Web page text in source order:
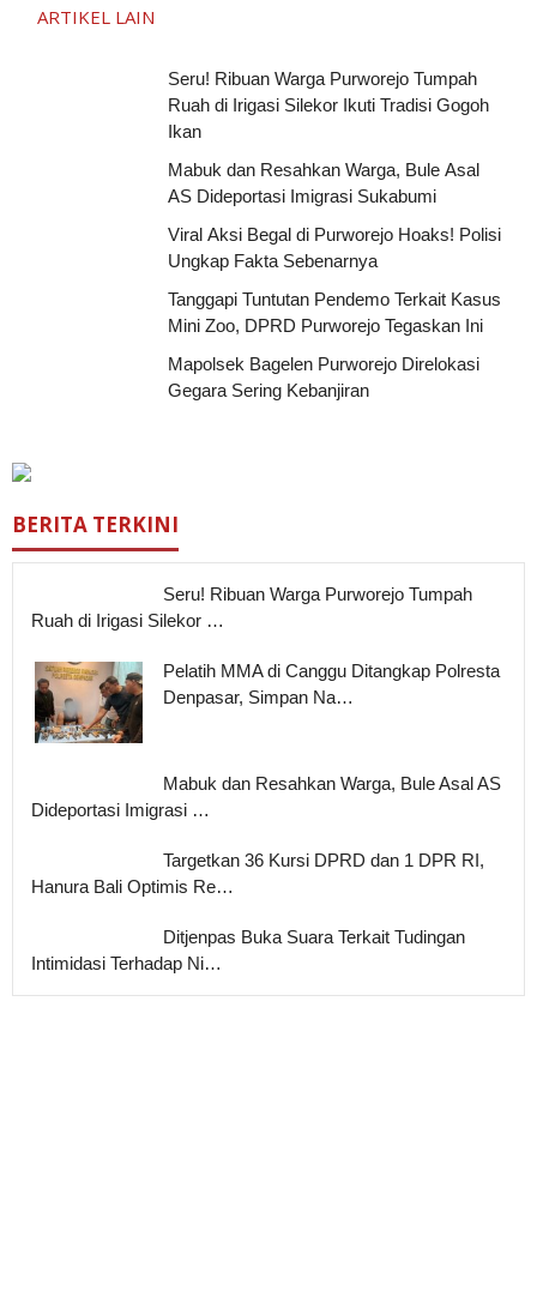
ARTIKEL LAIN
Seru! Ribuan Warga Purworejo Tumpah
Ruah di Irigasi Silekor Ikuti Tradisi Gogoh
Ikan
Mabuk dan Resahkan Warga, Bule Asal
AS Dideportasi Imigrasi Sukabumi
Viral Aksi Begal di Purworejo Hoaks! Polisi
Ungkap Fakta Sebenarnya
Tanggapi Tuntutan Pendemo Terkait Kasus
Mini Zoo, DPRD Purworejo Tegaskan Ini
Mapolsek Bagelen Purworejo Direlokasi
Gegara Sering Kebanjiran
BERITA TERKINI
Seru! Ribuan Warga Purworejo Tumpah
Ruah di Irigasi Silekor …
Pelatih MMA di Canggu Ditangkap Polresta
Denpasar, Simpan Na…
Mabuk dan Resahkan Warga, Bule Asal AS
Dideportasi Imigrasi …
Targetkan 36 Kursi DPRD dan 1 DPR RI,
Hanura Bali Optimis Re…
Ditjenpas Buka Suara Terkait Tudingan
Intimidasi Terhadap Ni…